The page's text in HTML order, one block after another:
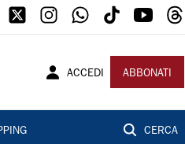
ACCEDI ABBONATI
CERCA